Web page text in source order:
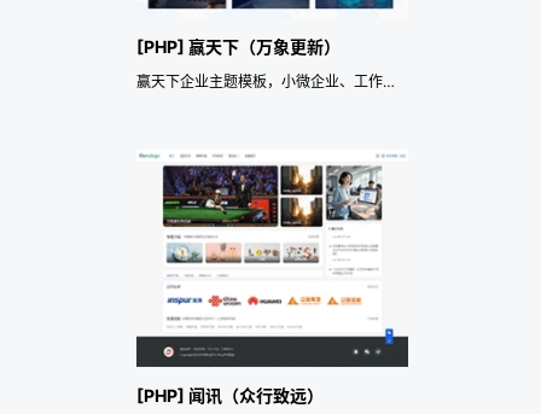
[PHP] 赢天下（万象更新）
赢天下企业主题模板，小微企业、工作室、微商通用模板!
[PHP] 闻讯（众行致远）